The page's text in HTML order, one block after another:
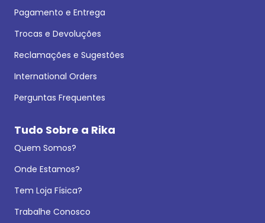
Pagamento e Entrega
Trocas e Devoluções
Reclamações e Sugestões
International Orders
Perguntas Frequentes
Tudo Sobre a Rika
Quem Somos?
Onde Estamos?
Tem Loja Física?
Trabalhe Conosco